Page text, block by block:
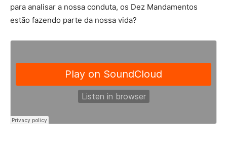
para analisar a nossa conduta, os Dez Mandamentos
estão fazendo parte da nossa vida?